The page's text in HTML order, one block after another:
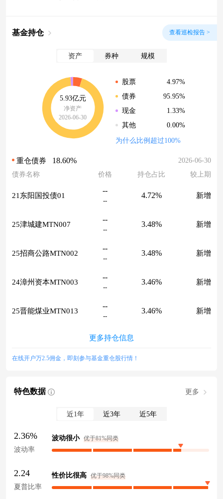
基金持仓 查看巡检报告 >
资产 券种 规模
5.93亿元
净资产
2026-06-30
股票
4.97%
债券
95.95%
现金
1.33%
其他
0.00%
为什么比例超过100%
重仓债券 18.60%
2026-06-30
债券名称
价格 持仓占比 较上期
21东阳国投债01
--
--
4.72% 新增
25津城建MTN007
--
--
3.48% 新增
25招商公路MTN002
--
--
3.48% 新增
24漳州资本MTN003
--
--
3.46% 新增
25晋能煤业MTN013
--
--
3.46% 新增
更多持仓信息
在线开户万2.5佣金，即刻参与基金重仓股行情！
特色数据 更多
近1年 近3年 近5年
2.36%
波动率
波动很小 优于81%同类
2.24
夏普比率
性价比很高 优于98%同类